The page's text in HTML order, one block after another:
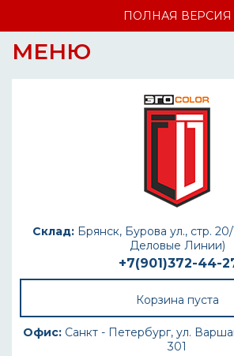
ПОЛНАЯ ВЕРСИЯ
МЕНЮ
Склад:Брянск, Бурова ул., стр.
Деловые Линии)
+7(901)372-44-
Корзина пуста
Офис: Санкт - Петербург, ул.
301